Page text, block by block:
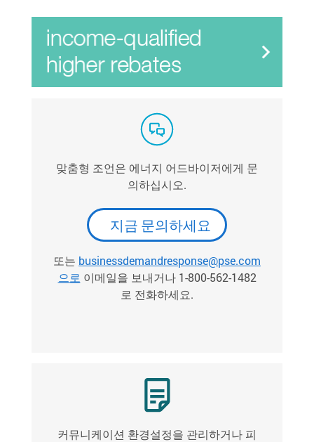
맞춤형 조언은 에너지 어드바이저에게 문
의하십시오.
지금 문의하세요
또는 businessdemandresponse@pse.com
으로 이메일을 보내거나 1-800-562-1482
로 전화하세요.
커뮤니케이션 환경설정을 관리하거나 피